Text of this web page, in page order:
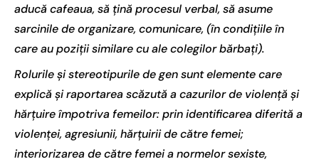
aducă cafeaua, să țină procesul verbal, să asume
sarcinile de organizare, comunicare, (în condițiile în
care au poziții similare cu ale colegilor bărbați).
Rolurile și stereotipurile de gen sunt elemente care
explică și raportarea scăzută a cazurilor de violență și
hărțuire împotriva femeilor: prin identificarea diferită a
violenței, agresiunii, hărțuirii de către femei;
interiorizarea de către femei a normelor sexiste,